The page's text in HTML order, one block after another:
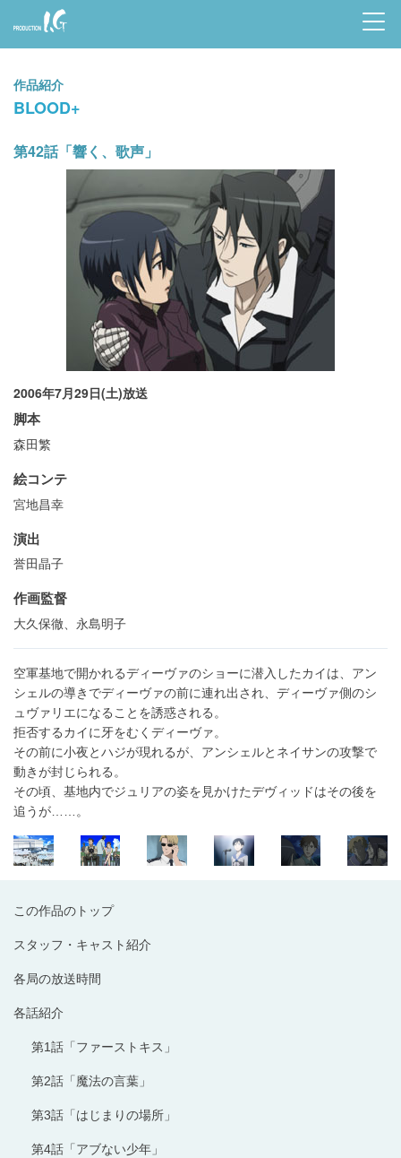
Prod
uctio
n I.G
作品紹介
BLOOD+
この作品のトップ
スタッフ・キャスト紹介
各局の放送時間
各話紹介
第1話「ファーストキス」
第2話「魔法の言葉」
第3話「はじまりの場所」
第4話「アブない少年」
第42話「響く、歌声」
2006年7月29日(土)放送
脚本
森田繁
絵コンテ
宮地昌幸
演出
誉田晶子
作画監督
大久保徹、永島明子
空軍基地で開かれるディーヴァのショーに潜入したカイは、アン
シェルの導きでディーヴァの前に連れ出され、ディーヴァ側のシ
ュヴァリエになることを誘惑される。
拒否するカイに牙をむくディーヴァ。
その前に小夜とハジが現れるが、アンシェルとネイサンの攻撃で
動きが封じられる。
その頃、基地内でジュリアの姿を見かけたデヴィッドはその後を
追うが……。